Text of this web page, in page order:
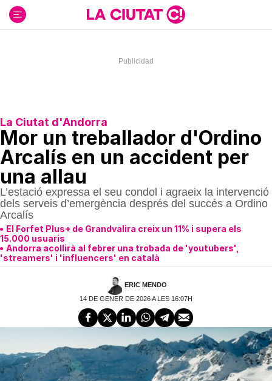
contenido
La Ciutat d'Andorra
Mor un treballador d'Ordino
Arcalís en un accident per
una allau
L’estació expressa el seu condol i agraeix la intervenció
dels serveis d’emergència després del succés a Ordino
Arcalís
El Forfet Plus+ de Grandvalira creix un 11% i supera els
15.000 usuaris
Andorra acollirà al febrer una trobada de 'youtubers',
'streamers' i 'influencers' en català
ERIC MENDO
14 DE GENER DE 2026 A LES 16:07H